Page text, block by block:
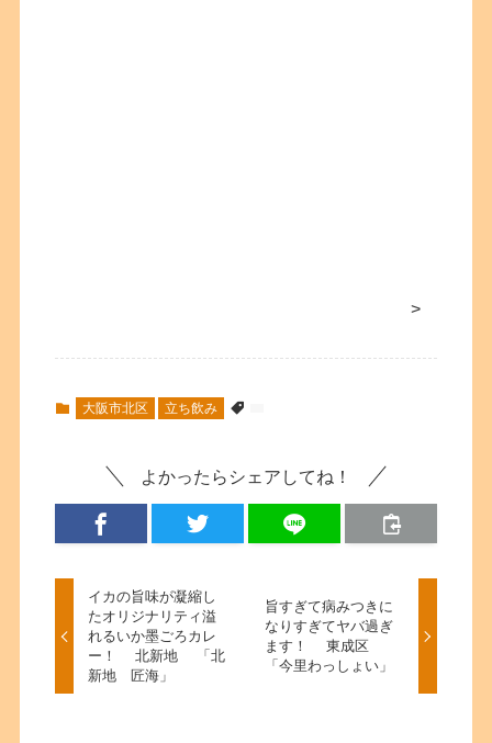
>
大阪市北区 立ち飲み
よかったらシェアしてね！
イカの旨味が凝縮し
たオリジナリティ溢
れるいか墨ごろカレ
ー！ 北新地 「北
新地 匠海」
旨すぎて病みつきに
なりすぎてヤバ過ぎ
ます！ 東成区
「今里わっしょい」